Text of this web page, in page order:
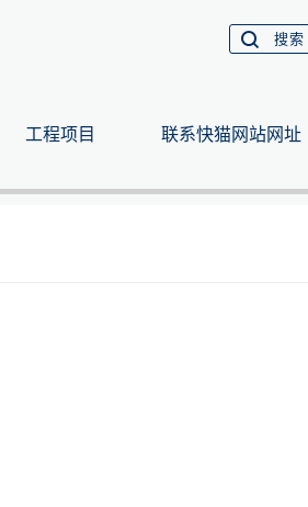
工程项目 联系快猫网站网址
搜索